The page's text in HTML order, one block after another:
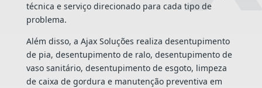
técnica e serviço direcionado para cada tipo de
problema.
Além disso, a Ajax Soluções realiza desentupimento
de pia, desentupimento de ralo, desentupimento de
vaso sanitário, desentupimento de esgoto, limpeza
de caixa de gordura e manutenção preventiva em